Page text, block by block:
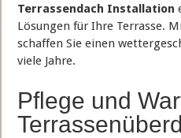
Terrassendach Installation
Lösungen für Ihre Terrasse.
schaffen Sie einen
viele Jahre.
Pflege und